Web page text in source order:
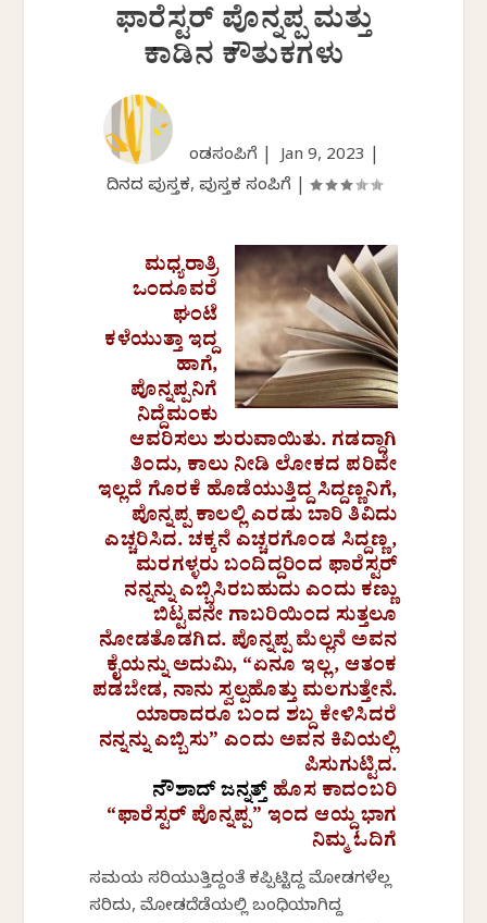
ಫಾರೆಸ್ಟರ್‌ ಪೊನ್ನಪ್ಪ ಮತ್ತು
ಕಾಡಿನ ಕೌತುಕಗಳು
ಕೆಂಡಸಂಪಿಗೆ |Jan 9, 2023
ದಿನದ ಪುಸ್ತಕ, ಪುಸ್ತಕ ಸಂಪಿಗೆ
ಮಧ್ಯರಾತ್ರಿ
ಒಂದೂವರೆ
ಘಂಟೆ
ಕಳೆಯುತ್ತಾ ಇದ್ದ
ಹಾಗೆ,
ಪೊನ್ನಪ್ಪನಿಗೆ
ನಿದ್ದೆಮಂಕು
ಆವರಿಸಲು ಶುರುವಾಯಿತು. ಗಡದ್ದಾಗಿ
ತಿಂದು, ಕಾಲು ನೀಡಿ ಲೋಕದ ಪರಿವೇ
ಇಲ್ಲದೆ ಗೊರಕೆ ಹೊಡೆಯುತ್ತಿದ್ದ ಸಿದ್ದಣ್ಣನಿಗೆ,
ಪೊನ್ನಪ್ಪ ಕಾಲಲ್ಲಿ ಎರಡು ಬಾರಿ ತಿವಿದು
ಎಚ್ಚರಿಸಿದ. ಚಕ್ಕನೆ ಎಚ್ಚರಗೊಂಡ ಸಿದ್ದಣ್ಣ,
ಮರಗಳ್ಳರು ಬಂದಿದ್ದರಿಂದ ಫಾರೆಸ್ಟರ್
ನನ್ನನ್ನು ಎಬ್ಬಿಸಿರಬಹುದು ಎಂದು ಕಣ್ಣು
ಬಿಟ್ಟವನೇ ಗಾಬರಿಯಿಂದ ಸುತ್ತಲೂ
ನೋಡತೊಡಗಿದ. ಪೊನ್ನಪ್ಪ ಮೆಲ್ಲನೆ ಅವನ
ಕೈಯನ್ನು ಅದುಮಿ, “ಏನೂ ಇಲ್ಲ, ಆತಂಕ
ಪಡಬೇಡ, ನಾನು ಸ್ವಲ್ಪಹೊತ್ತು ಮಲಗುತ್ತೇನೆ.
ಯಾರಾದರೂ ಬಂದ ಶಬ್ದ ಕೇಳಿಸಿದರೆ
ನನ್ನನ್ನು ಎಬ್ಬಿಸು” ಎಂದು ಅವನ ಕಿವಿಯಲ್ಲಿ
ಪಿಸುಗುಟ್ಟಿದ.
ನೌಶಾದ್‌ ಜನ್ನತ್ತ್‌ಹೊಸ ಕಾದಂಬರಿ
“ಫಾರೆಸ್ಟರ್‌ ಪೊನ್ನಪ್ಪ” ಇಂದ ಆಯ್ದ ಭಾಗ
ನಿಮ್ಮ ಓದಿಗೆ
ಸಮಯ ಸರಿಯುತ್ತಿದ್ದಂತೆ ಕಪ್ಪಿಟ್ಟಿದ್ದ ಮೋಡಗಳೆಲ್ಲ
ಸರಿದು, ಮೋಡದೆಡೆಯಲ್ಲಿ ಬಂಧಿಯಾಗಿದ್ದ